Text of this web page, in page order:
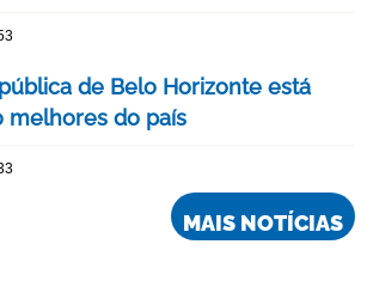
de Belo Horizonte está
melhores do país
MAIS NOTÍCIAS